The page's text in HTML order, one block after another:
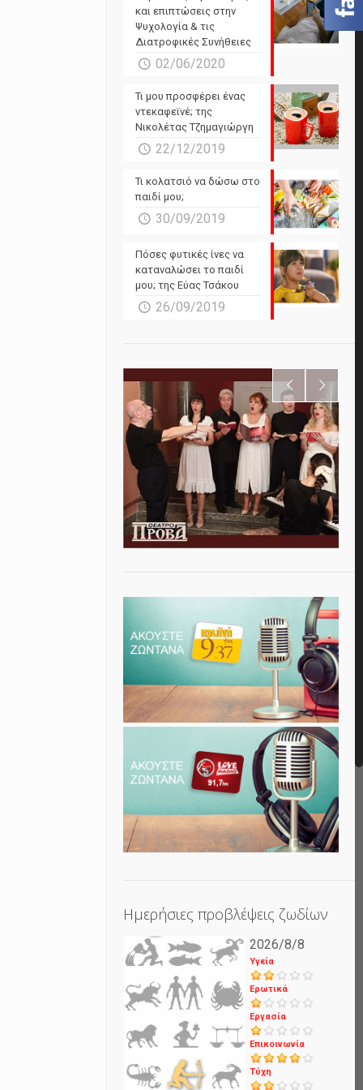
και επιπτώσεις στην
Ψυχολογία & τις
Διατροφικές Συνήθειες
02/06/2020
Τι μου προσφέρει ένας
ντεκαφεϊνέ; της
Νικολέτας Τζημαγιώργη
22/12/2019
Τι κολατσιό να δώσω στο
παιδί μου;
30/09/2019
Πόσες φυτικές ίνες να
καταναλώσει το παιδί
μου; της Εύας Τσάκου
26/09/2019
Ημερήσιες προβλέψεις ζωδίων
2026/8/8
Υγεία
Ερωτικά
Εργασία
Επικοινωνία
Τύχη